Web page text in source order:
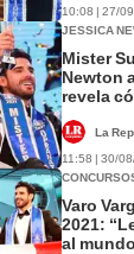
10:08 | 27/
JESSICA
Mister
Newton
revela
La
11:58 | 30/
Varo
2021:
al